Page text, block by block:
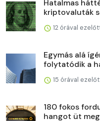
Hatalmas
kriptovaluták
12 órával
Egymás alá
folytatódik a
15 órával
180 fokos
hangot üt meg